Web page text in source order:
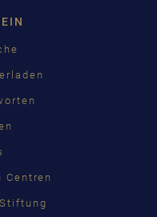
Centren